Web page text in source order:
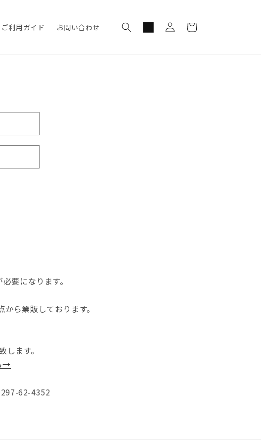
ご利用ガイド お問い合わせ
グ
イ
ー
要になります。
ら業販しております。
ます。
→
62-4352